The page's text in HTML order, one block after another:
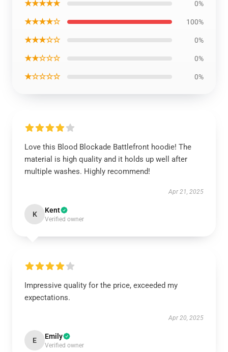
★★★★★ 0%
★★★★☆ 100%
★★★☆☆ 0%
★★☆☆☆ 0%
★☆☆☆☆ 0%
Love this Blood Blockade Battlefront hoodie! The
material is high quality and it holds up well after
multiple washes. Highly recommend!
Apr 21, 2025
K Kent
Verified owner
Impressive quality for the price, exceeded my
expectations.
Apr 20, 2025
E Emily
Verified owner